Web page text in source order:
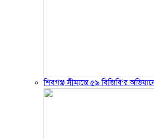
শিবগঞ্জ সীমান্তে ৫৯ বিজিবি’র